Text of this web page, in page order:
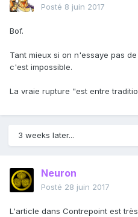
Posté 8 juin 2017
Bof.
Tant mieux si on n'essaye pas
c'est impossible.
La vraie rupture "est entre
3 weeks later...
Neuron
Posté 28 juin 2017
L'article dans Contrepoint est